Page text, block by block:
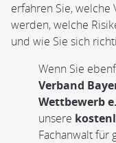
erfahren Sie,
werden, welche
und wie Sie sich
Wenn Sie
Verband
Wettbewerb
unsere
Fachanwalt für